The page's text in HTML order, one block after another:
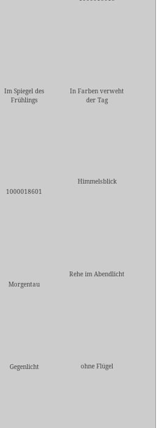
Im Spiegel des
Frühlings
In Farben verweht
der Tag
1000018601
Himmelsblick
Morgentau
Rehe im Abendlicht
Gegenlicht ohne Flügel